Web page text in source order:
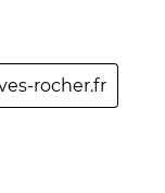
rocher.fr